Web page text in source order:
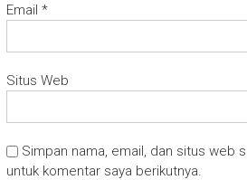
Email *
Situs Web
Simpan nama, email, dan situs web
untuk komentar saya berikutnya.